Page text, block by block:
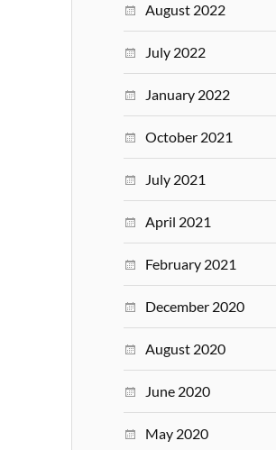
August 2022
July 2022
January 2022
October 2021
July 2021
April 2021
February 2021
December 2020
August 2020
June 2020
May 2020